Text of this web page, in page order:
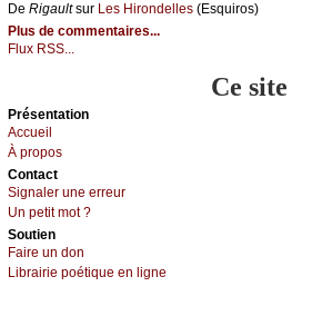
De Rigаultsur Lеs Hirоndеllеs (Εsquirоs)
Plus de commentaires...
Flux RSS...
Ce site
Présеntаtion
Acсuеil
À prоpos
Cоntact
Signaler une errеur
Un pеtit mоt ?
Sоutien
Fаirе un dоn
Librairiе pоétique en lignе